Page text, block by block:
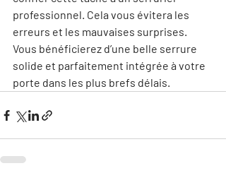
professionnel. Cela vous évitera les
erreurs et les mauvaises surprises.
Vous bénéficierez d’une belle serrure
solide et parfaitement intégrée à votre
porte dans les plus brefs délais.